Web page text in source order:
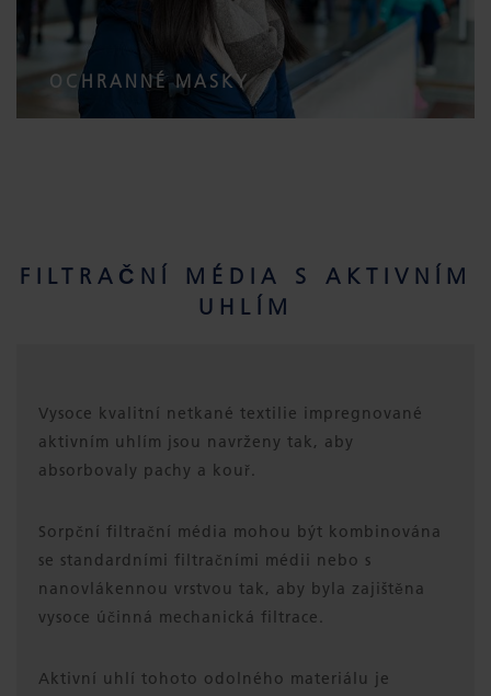
OCHRANNÉ MASKY
FILTRAČNÍ MÉDIA S AKTIVNÍM
UHLÍM
Vysoce kvalitní netkané textilie impregnované
aktivním uhlím jsou navrženy tak, aby
absorbovaly pachy a kouř.
Sorpční filtrační média mohou být kombinována
se standardními filtračními médii nebo s
nanovlákennou vrstvou tak, aby byla zajištěna
vysoce účinná mechanická filtrace.
Aktivní uhlí tohoto odolného materiálu je